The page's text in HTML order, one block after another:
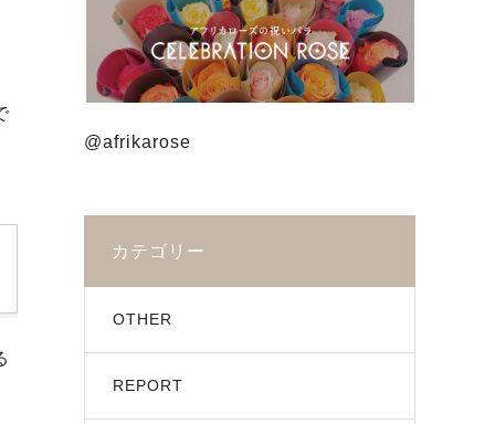
@afrikarose
カテゴリー
OTHER
REPORT